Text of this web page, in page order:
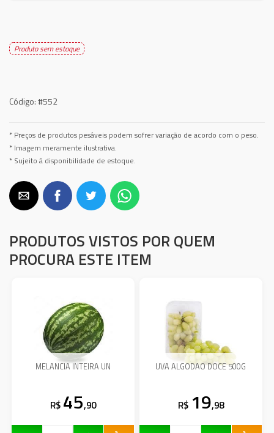
Produto sem estoque
Código:#552
* Preços de produtos pesáveis podem sofrer variação de acordo com o peso.
* Imagem meramente ilustrativa.
* Sujeito à disponibilidade de estoque.
PRODUTOS VISTOS POR QUEM
PROCURA ESTE ITEM
MELANCIA INTEIRA UN
R$ 45,90
UVA ALGODAO DOCE 500G
R$ 19,98